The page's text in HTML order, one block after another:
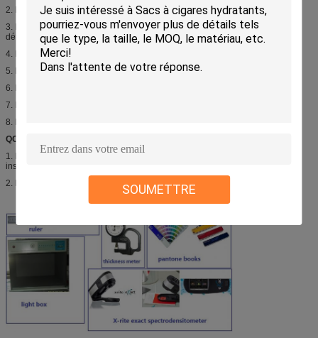
SOUMETTRE
2. Nous renvoyons la preuve d'illustration après composé pour approbation ;
3. Le client approuvent l'illustration après vérification de la taille, couleurs,
détails… ;
4. Nous faisons des échantillons (si nécessaire) ;
5. Des échantillons ont été approuvés par le client (si nécessaire) ;
6. Production en série ;
7. Inspection interne ou tiers inspection ;
8. Expédition ;
QC :
1. Nous avons les personnes internes de QC et l'instrument spécialisé pour
inspecter des sacs avant l'emballage et pour garantir de haute qualité ;
2. Les clients peuvent s'charger de la tiers inspection avant l'expédition ;